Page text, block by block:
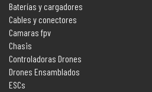
Baterías y cargadores
Cables y conectores
Camaras fpv
Chasis
Controladoras Drones
Drones Ensamblados
ESCs